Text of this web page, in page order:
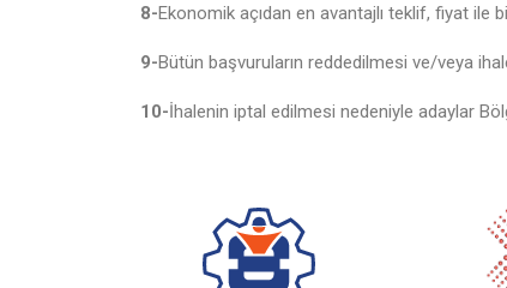
8-Ekonomik açıdan en avantajlı teklif, fiyat ile
9-Bütün başvuruların reddedilmesi ve/veya
10-İhalenin iptal edilmesi nedeniyle adaylar